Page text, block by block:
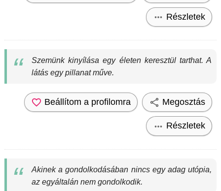
Részletek
Szemünk kinyílása egy életen keresztül tarthat. A
látás egy pillanat műve.
Beállítom a profilomra Megosztás
Részletek
Akinek a gondolkodásában nincs egy adag utópia,
az egyáltalán nem gondolkodik.